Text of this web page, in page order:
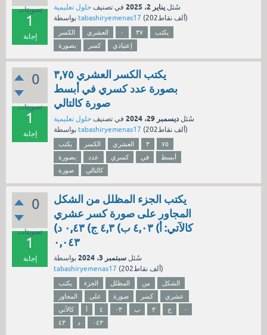
تصويتات
1
إجابة
سُئل يناير 2، 2025 في تصنيف حلول تعليمية
tabashiryemenas17 ( 202ألف نقاط)
الكسر العشري ٠ ٣٧
يكتب
بصورة
كسر إعتيادي
0
تصويتات
1
إجابة
يكتب الكسر العشري ٣,٧٥
بصورة عدد كسري في أبسط
صورة كالتالي
سُئل ديسمبر 29، 2024 في تصنيف حلول تعليمية
tabashiryemenas17 ( 202ألف نقاط)
يكتب الكسر العشري ٣
٧٥
بصورة
عدد كسري في
أبسط
صورة
كالتالي
0
تصويتات
1
إجابة
يكتب الجزء المظلل من الشكل
المجاور على صورة كسر عشري
كالآتي: أ) ٤,٠٣ ب) ٤,٣ ج) ٠,٤٣ د)
٠,٠٤٣
سُئل سبتمبر 3، 2024
بواسطة
tabashiryemenas17 ( 202ألف نقاط)
يكتب الجزء المظلل من
الشكل
المجاور
على صورة كسر
عشري
كالآتي
أ ٤ ٠٣ ب ٣ ج
٠
٤٣
د ٠٤٣